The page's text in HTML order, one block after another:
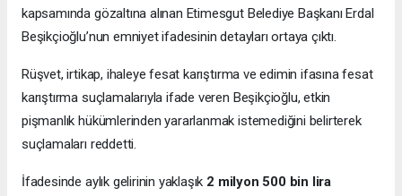
kapsamında gözaltına alınan Etimesgut Belediye Başkanı Erdal
Beşikçioğlu’nun emniyet ifadesinin detayları ortaya çıktı.
Rüşvet, irtikap, ihaleye fesat karıştırma ve edimin ifasına fesat
karıştırma suçlamalarıyla ifade veren Beşikçioğlu, etkin
pişmanlık hükümlerinden yararlanmak istemediğini belirterek
suçlamaları reddetti.
İfadesinde aylık gelirinin yaklaşık 2 milyon 500 bin lira